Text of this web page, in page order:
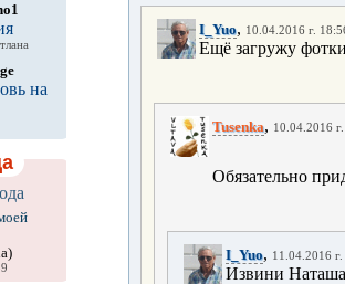
на
I_Yuo, 10.04.2016 г.
Ещё загружу
Tusenka, 10.04.2016
Обязательно
I_Yuo, 11.04.2016
Извини